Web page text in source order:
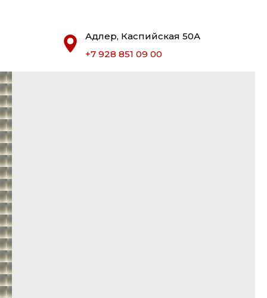
Адлер, Каспийская 50А
+7 928 851 09 00